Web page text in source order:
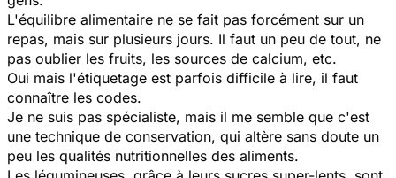
L'équilibre alimentaire ne se fait pas forcément sur un
repas, mais sur plusieurs jours. Il faut un peu de tout, ne
pas oublier les fruits, les sources de calcium, etc.
Oui mais l'étiquetage est parfois difficile à lire, il faut
connaître les codes.
Je ne suis pas spécialiste, mais il me semble que c'est
une technique de conservation, qui altère sans doute un
peu les qualités nutritionnelles des aliments.